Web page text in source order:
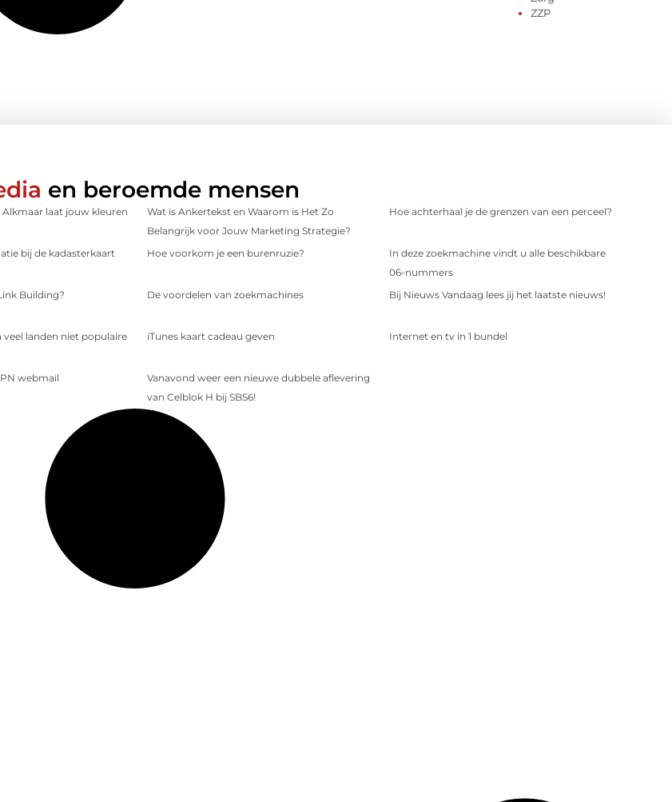
ZZP
en beroemde mensen
laat jouw kleuren
Wat is Ankertekst en Waarom is Het Zo
Belangrijk voor Jouw Marketing Strategie?
Hoe achterhaal je de grenzen van een perceel?
bij de kadasterkaart Hoe voorkom je een burenruzie?
In deze zoekmachine vindt u alle beschikbare
06-nummers
Building? De voordelen van zoekmachines Bij Nieuws Vandaag lees jij het laatste nieuws!
veel landen niet populaire iTunes kaart cadeau geven Internet en tv in 1 bundel
webmail
Vanavond weer een nieuwe dubbele aflevering
van Celblok H bij SBS6!